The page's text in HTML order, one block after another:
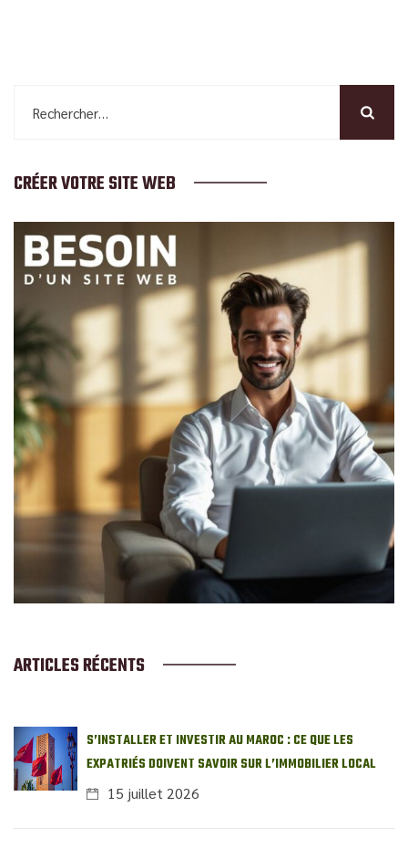
CRÉER VOTRE SITE WEB
ARTICLES RÉCENTS
S’INSTALLER ET INVESTIR AU MAROC : CE QUE LES
EXPATRIÉS DOIVENT SAVOIR SUR L’IMMOBILIER LOCAL
15 juillet 2026